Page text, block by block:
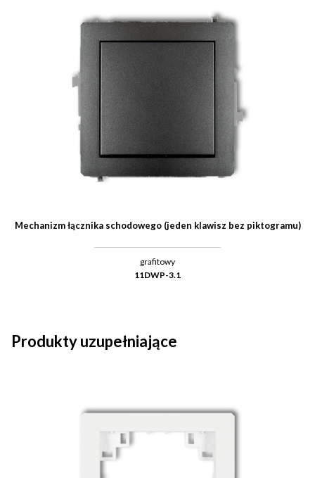
Mechanizm łącznika schodowego (jeden klawisz bez piktogramu)
grafitowy
11DWP-3.1
Produkty uzupełniające